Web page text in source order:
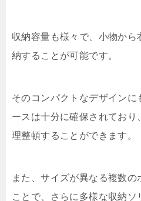
収納容量も様々で、小物から
納することが可能です。
そのコンパクトなデザイン
ースは十分に確保されてお
理整頓することができます。
また、サイズが異なる複数
ことで、さらに多様な収納ソ